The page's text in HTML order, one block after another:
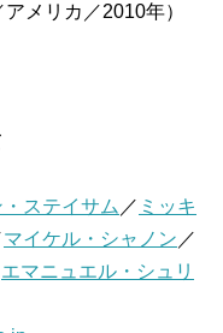
アメリカ／2010年）
ステイサム ／ ミッキ
マイケル・シャノン ／
エマニュエル・シュリ